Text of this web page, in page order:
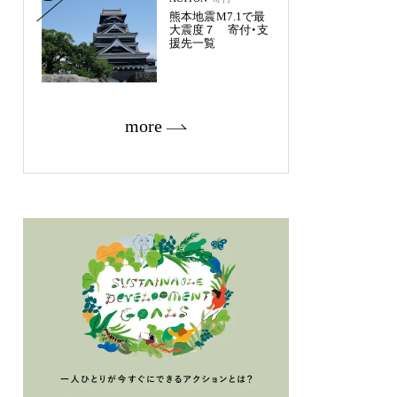
熊本地震M7.1で最
大震度７ 寄付・支
援先一覧
more